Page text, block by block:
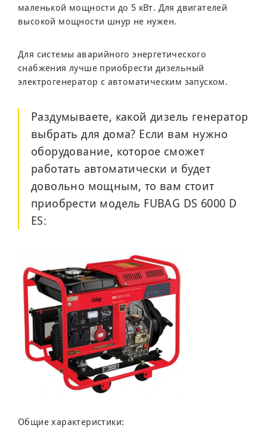
маленькой мощности до 5 кВт. Для двигателей
высокой мощности шнур не нужен.
Для системы аварийного энергетического
снабжения лучше приобрести дизельный
электрогенератор с автоматическим запуском.
Раздумываете, какой дизель генератор
выбрать для дома? Если вам нужно
оборудование, которое сможет
работать автоматически и будет
довольно мощным, то вам стоит
приобрести модель FUBAG DS 6000 D
ES:
Общие характеристики: